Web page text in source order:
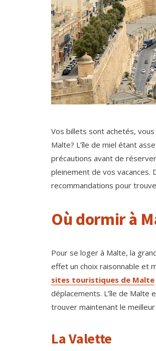
Vos billets sont achetés,
Malte? L’île de miel étant
précautions avant de
pleinement de vos
recommandations pour
Où dormir à
Pour se loger à Malte, la
effet un choix raisonnable et
sites touristiques de Malte
déplacements. L’île de Malte
trouver maintenant le meilleur
La Valette